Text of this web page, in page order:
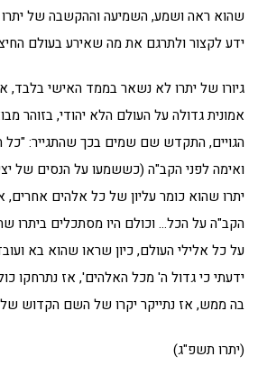
שהוא ראה ושמע, השמיעה וההקשבה של יתרו
ידע לקצור ולתרגם את מה שאירע בעולם
גיורו של יתרו לא נשאר בממד האישי
אמונית גדולה על העולם הלא יהודי, בזוהר
הגויים, התקדש שם שמים בכך שהתגייר: "כל
ואימה לפני הקב"ה (כששמעו על הנסים של
יתרו שהוא כומר עליון של כל אלהים
הקב"ה על הכל… וכולם היו מסתכלים ביתרו
על כל אלילי העולם, כיון שראו שהוא בא
ידעתי כי גדול ה' מכל האלהים', אז נתרחקו
בה ממש, אז נתייקר יקרו של השם הקדוש
(יתרו תשפ"ג)